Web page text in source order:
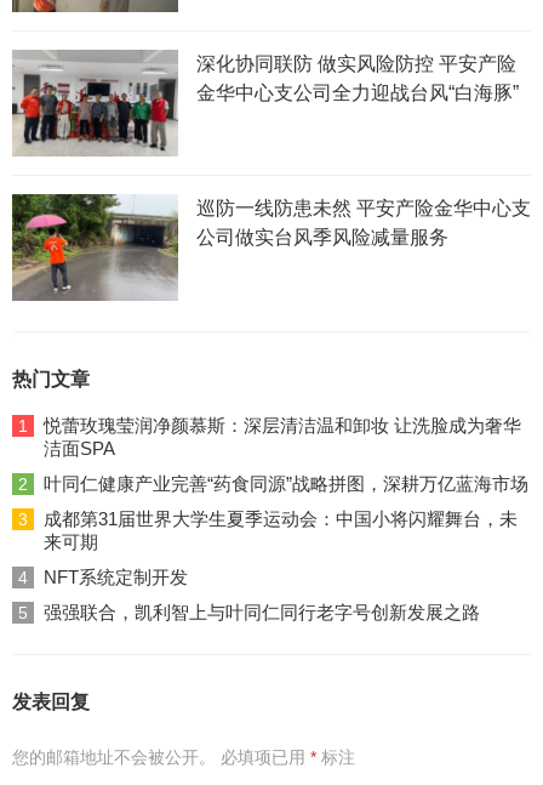
深化协同联防 做实风险防控 平安产险
金华中心支公司全力迎战台风“白海豚”
巡防一线防患未然 平安产险金华中心支
公司做实台风季风险减量服务
热门文章
1
悦蕾玫瑰莹润净颜慕斯：深层清洁温和卸妆 让洗脸成为奢华
洁面SPA
2 叶同仁健康产业完善“药食同源”战略拼图，深耕万亿蓝海市场
3
成都第31届世界大学生夏季运动会：中国小将闪耀舞台，未
来可期
4 NFT系统定制开发
5 强强联合，凯利智上与叶同仁同行老字号创新发展之路
发表回复
您的邮箱地址不会被公开。 必填项已用 * 标注